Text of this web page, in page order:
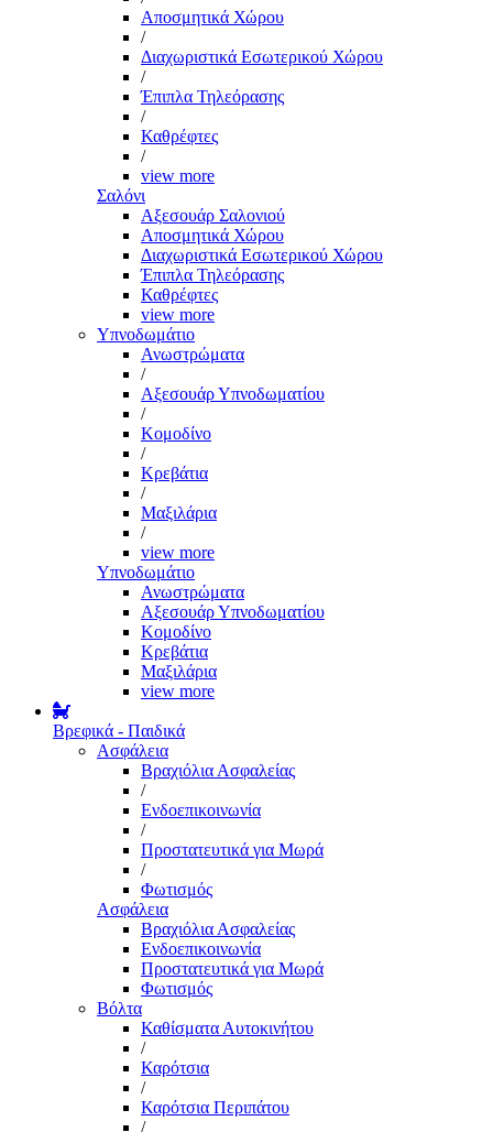
Αποσμητικά Χώρου
/
Διαχωριστικά Εσωτερικού Χώρου
/
Έπιπλα Τηλεόρασης
/
Καθρέφτες
/
view more
Σαλόνι
Αξεσουάρ Σαλονιού
Αποσμητικά Χώρου
Διαχωριστικά Εσωτερικού Χώρου
Έπιπλα Τηλεόρασης
Καθρέφτες
view more
Υπνοδωμάτιο
Ανωστρώματα
/
Αξεσουάρ Υπνοδωματίου
/
Κομοδίνο
/
Κρεβάτια
/
Μαξιλάρια
/
view more
Υπνοδωμάτιο
Ανωστρώματα
Αξεσουάρ Υπνοδωματίου
Κομοδίνο
Κρεβάτια
Μαξιλάρια
view more
Βρεφικά - Παιδικά
Ασφάλεια
Βραχιόλια Ασφαλείας
/
Ενδοεπικοινωνία
/
Προστατευτικά για Μωρά
/
Φωτισμός
Ασφάλεια
Βραχιόλια Ασφαλείας
Ενδοεπικοινωνία
Προστατευτικά για Μωρά
Φωτισμός
Βόλτα
Καθίσματα Αυτοκινήτου
/
Καρότσια
/
Καρότσια Περιπάτου
/